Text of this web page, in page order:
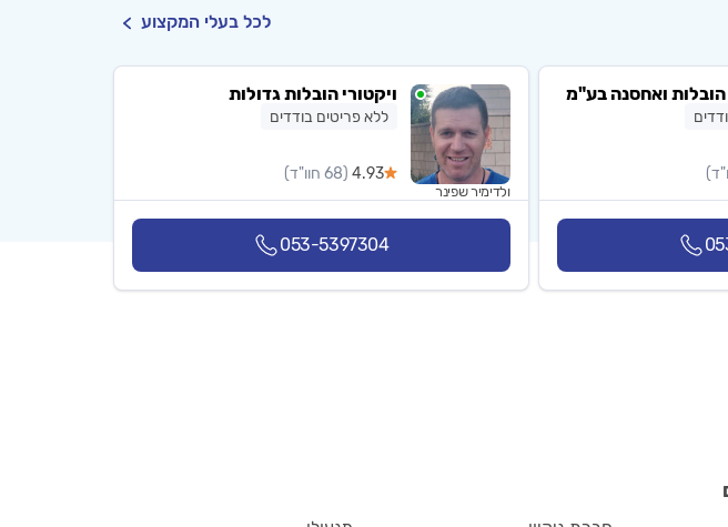
לכל בעלי המקצוע
הובלות ואחסנה בע"מ ויקטורי הובלות גדולות
ללא פריטים בודדים
4.93 (68 חוו"ד)
ולדימיר שפינר
053-5397304